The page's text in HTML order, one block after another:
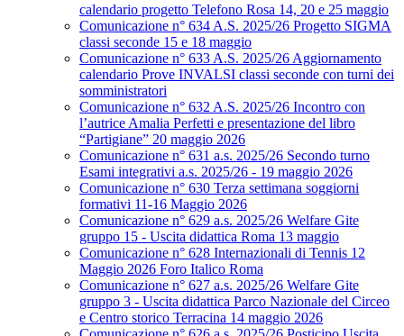
calendario progetto Telefono Rosa 14, 20 e 25 maggio
Comunicazione n° 634 A.S. 2025/26 Progetto SIGMA
classi seconde 15 e 18 maggio
Comunicazione n° 633 A.S. 2025/26 Aggiornamento
calendario Prove INVALSI classi seconde con turni dei
somministratori
Comunicazione n° 632 A.S. 2025/26 Incontro con
l’autrice Amalia Perfetti e presentazione del libro
“Partigiane” 20 maggio 2026
Comunicazione n° 631 a.s. 2025/26 Secondo turno
Esami integrativi a.s. 2025/26 - 19 maggio 2026
Comunicazione n° 630 Terza settimana soggiorni
formativi 11-16 Maggio 2026
Comunicazione n° 629 a.s. 2025/26 Welfare Gite
gruppo 15 - Uscita didattica Roma 13 maggio
Comunicazione n° 628 Internazionali di Tennis 12
Maggio 2026 Foro Italico Roma
Comunicazione n° 627 a.s. 2025/26 Welfare Gite
gruppo 3 - Uscita didattica Parco Nazionale del Circeo
e Centro storico Terracina 14 maggio 2026